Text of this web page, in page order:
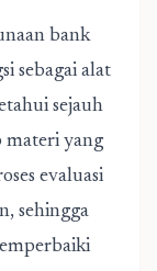
bank
sebagai alat
sejauh
materi yang
evaluasi
sehingga